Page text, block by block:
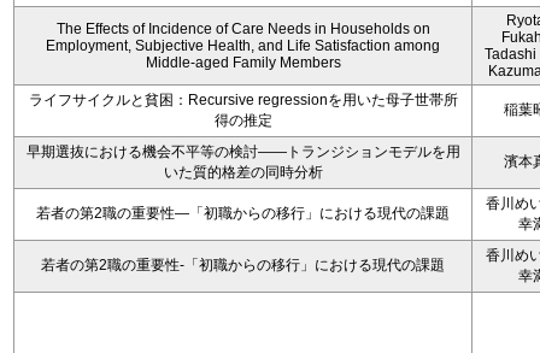
The Effects of Incidence of Care Needs in Households on
Employment, Subjective Health, and Life Satisfaction among
Middle-aged Family Members
Tadashi
ライフサイクルと貧困：Recursive regressionを用いた母子世帯所
得の推定
稲葉
早期選抜における機会不平等の検討――トランジションモデルを用
いた質的格差の同時分析
濱本
若者の第2職の重要性―「初職からの移行」における現代の課題
香川め
幸
若者の第2職の重要性-「初職からの移行」における現代の課題
香川め
幸